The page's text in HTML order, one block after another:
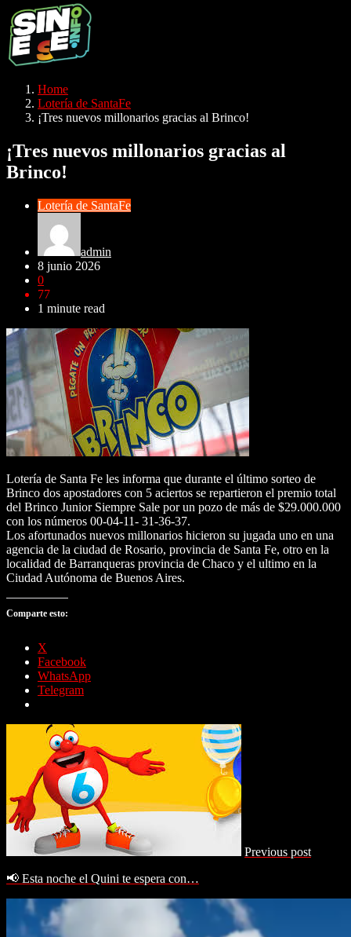
Home
Lotería de SantaFe
¡Tres nuevos millonarios gracias al Brinco!
¡Tres nuevos millonarios gracias al
Brinco!
Lotería de SantaFe
admin
8 junio 2026
0
77
1 minute read
Lotería de Santa Fe les informa que durante el último sorteo de
Brinco dos apostadores con 5 aciertos se repartieron el premio total
del Brinco Junior Siempre Sale por un pozo de más de $29.000.000
con los números 00-04-11- 31-36-37.
Los afortunados nuevos millonarios hicieron su jugada uno en una
agencia de la ciudad de Rosario, provincia de Santa Fe, otro en la
localidad de Barranqueras provincia de Chaco y el ultimo en la
Ciudad Autónoma de Buenos Aires.
Comparte esto:
X
Facebook
WhatsApp
Telegram
Previous post
📢 Esta noche el Quini te espera con…